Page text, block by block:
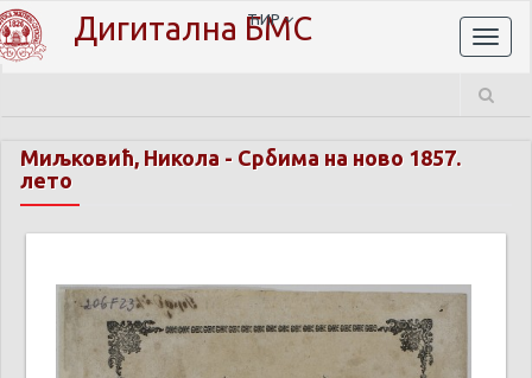
Дигитална БМС
ЋИР
Миљковић, Никола - Србима на ново 1857.
лето